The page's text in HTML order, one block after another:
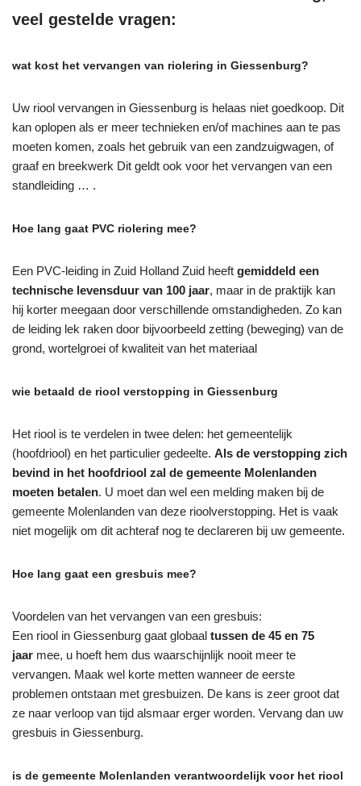
veel gestelde vragen:
wat kost het vervangen van riolering in Giessenburg?
Uw riool vervangen in Giessenburg is helaas niet goedkoop. Dit
kan oplopen als er meer technieken en/of machines aan te pas
moeten komen, zoals het gebruik van een zandzuigwagen, of
graaf en breekwerk Dit geldt ook voor het vervangen van een
standleiding … .
Hoe lang gaat PVC riolering mee?
Een PVC-leiding in Zuid Holland Zuid heeft gemiddeld een
technische levensduur van 100 jaar, maar in de praktijk kan
hij korter meegaan door verschillende omstandigheden. Zo kan
de leiding lek raken door bijvoorbeeld zetting (beweging) van de
grond, wortelgroei of kwaliteit van het materiaal
wie betaald de riool verstopping in Giessenburg
Het riool is te verdelen in twee delen: het gemeentelijk
(hoofdriool) en het particulier gedeelte. Als de verstopping zich
bevind in het hoofdriool zal de gemeente Molenlanden
moeten betalen. U moet dan wel een melding maken bij de
gemeente Molenlanden van deze rioolverstopping. Het is vaak
niet mogelijk om dit achteraf nog te declareren bij uw gemeente.
Hoe lang gaat een gresbuis mee?
Voordelen van het vervangen van een gresbuis:
Een riool in Giessenburg gaat globaal tussen de 45 en 75
jaar mee, u hoeft hem dus waarschijnlijk nooit meer te
vervangen. Maak wel korte metten wanneer de eerste
problemen ontstaan met gresbuizen. De kans is zeer groot dat
ze naar verloop van tijd alsmaar erger worden. Vervang dan uw
gresbuis in Giessenburg.
is de gemeente Molenlanden verantwoordelijk voor het riool